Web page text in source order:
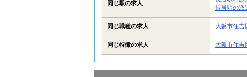
同じ駅の求人
長居駅の派
同じ職種の求人 大阪市住吉
同じ特徴の求人 大阪市住吉